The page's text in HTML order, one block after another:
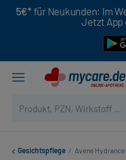
5€* für Neukunden: Im
Jetzt App
Gesichtspflege / Avene